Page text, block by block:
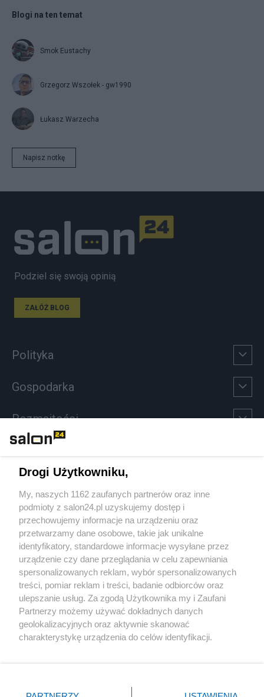
Blogi na ten temat
Smok Eustachy
Grzegorz Wszołek - gw1990
Łukasz Warzecha
Napisz notkę
Podziel się swoją opinią
ZAŁÓŻ BLOG
Polityka
Gospodarka
Rozmaitości
Sport
Społeczeństwo
Kultura
X Facebook Instagram Youtube
Drogi Użytkowniku,
My, naszych 1162 zaufanych partnerów oraz inne
podmioty z salon24.pl uzyskujemy dostęp i
przechowujemy informacje na urządzeniu oraz
przetwarzamy dane osobowe, takie jak unikalne
identyfikatory, standardowe informacje wysyłane przez
urządzenie czy dane przeglądania w celu zapewniania
spersonalizowanych reklam, wybór spersonalizowanych
treści, pomiar reklam i treści, badanie odbiorców oraz
ulepszanie usług. Za zgodą Użytkownika my i Zaufani
Partnerzy możemy używać dokładnych danych
geolokalizacyjnych oraz aktywnie skanować
charakterystykę urządzenia do celów identyfikacji.
zmienić/wycofać klikając przycisk ustawień prywatności